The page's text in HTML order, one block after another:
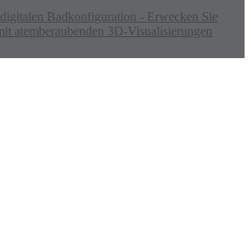
Badkonfiguration - Erwecken Sie
atemberaubenden 3D-Visualisierungen